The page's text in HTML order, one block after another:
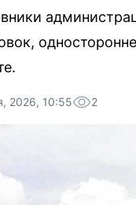
2026, 10:55 2